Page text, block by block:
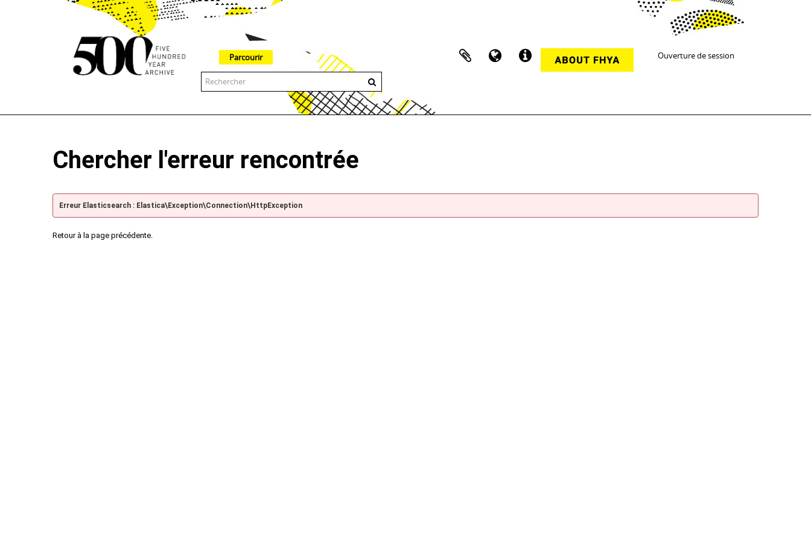
Ouverture de session
Parcourir
Chercher l'erreur rencontrée
Erreur Elasticsearch : Elastica\Exception\Connection\HttpException
Retour à la page précédente.